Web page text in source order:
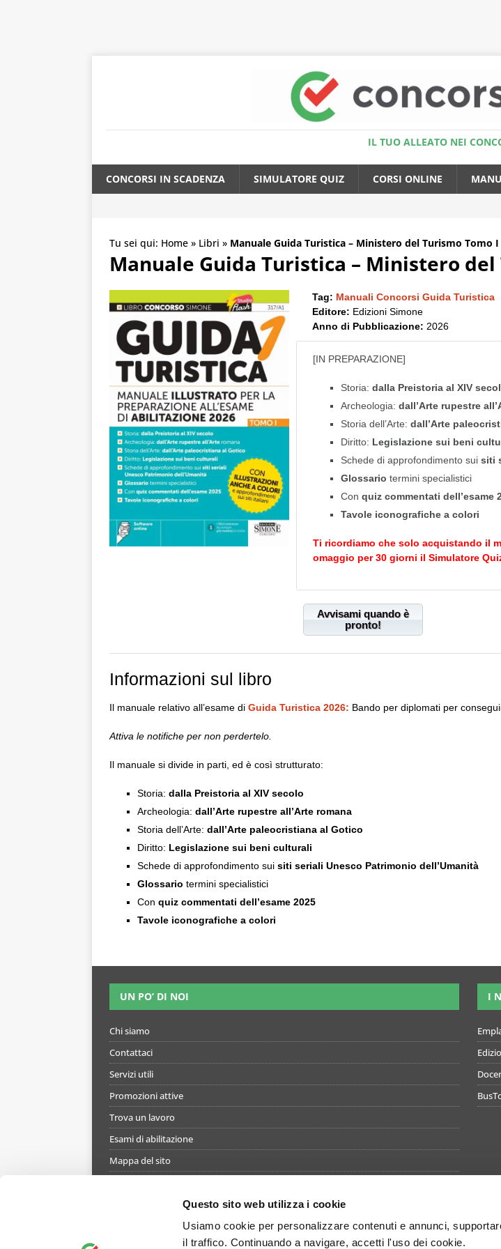
Questo sito web utilizza i cookie
Usiamo cookie per personalizzare contenuti e annunci,
il traffico. Continuando a navigare, accetti l'uso dei cookie.
IL TUO ALLEATO NEI
CONCORSI IN SCADENZA SIMULATORE QUIZ CORSI ONLINE
Tu sei qui: Home » Libri » Manuale Guida Turistica – Ministero del Turismo Tomo I
Manuale Guida Turistica – Ministero del
Tag: Manuali Concorsi Guida Turistica
Editore: Edizioni Simone
Anno di Pubblicazione: 2026
[IN PREPARAZIONE]
Storia: dalla Preistoria al XIV
Archeologia: dall’Arte rupestre
Storia dell’Arte: dall’Arte
Diritto: Legislazione sui beni
Schede di approfondimento sui siti
Glossario termini specialistici
Con quiz commentati dell’esame
Tavole iconografiche a colori
Ti ricordiamo che solo acquistando il
omaggio per 30 giorni il Simulatore
Avvisami quando è
pronto!
Informazioni sul libro
Il manuale relativo all’esame di Guida Turistica 2026: Bando per diplomati per
Attiva le notifiche per non perdertelo.
Il manuale si divide in parti, ed è così strutturato:
Storia: dalla Preistoria al XIV secolo
Archeologia: dall’Arte rupestre all’Arte romana
Storia dell’Arte: dall’Arte paleocristiana al Gotico
Diritto: Legislazione sui beni culturali
Schede di approfondimento sui siti seriali Unesco Patrimonio dell’Umanità
Glossario termini specialistici
Con quiz commentati dell’esame 2025
Tavole iconografiche a colori
UN PO’ DI NOI
Chi siamo
Contattaci
Servizi utili
Promozioni attive
Trova un lavoro
Esami di abilitazione
Mappa del sito
Termini e condizioni di utilizzo del simulatore
Informativa privacy
I